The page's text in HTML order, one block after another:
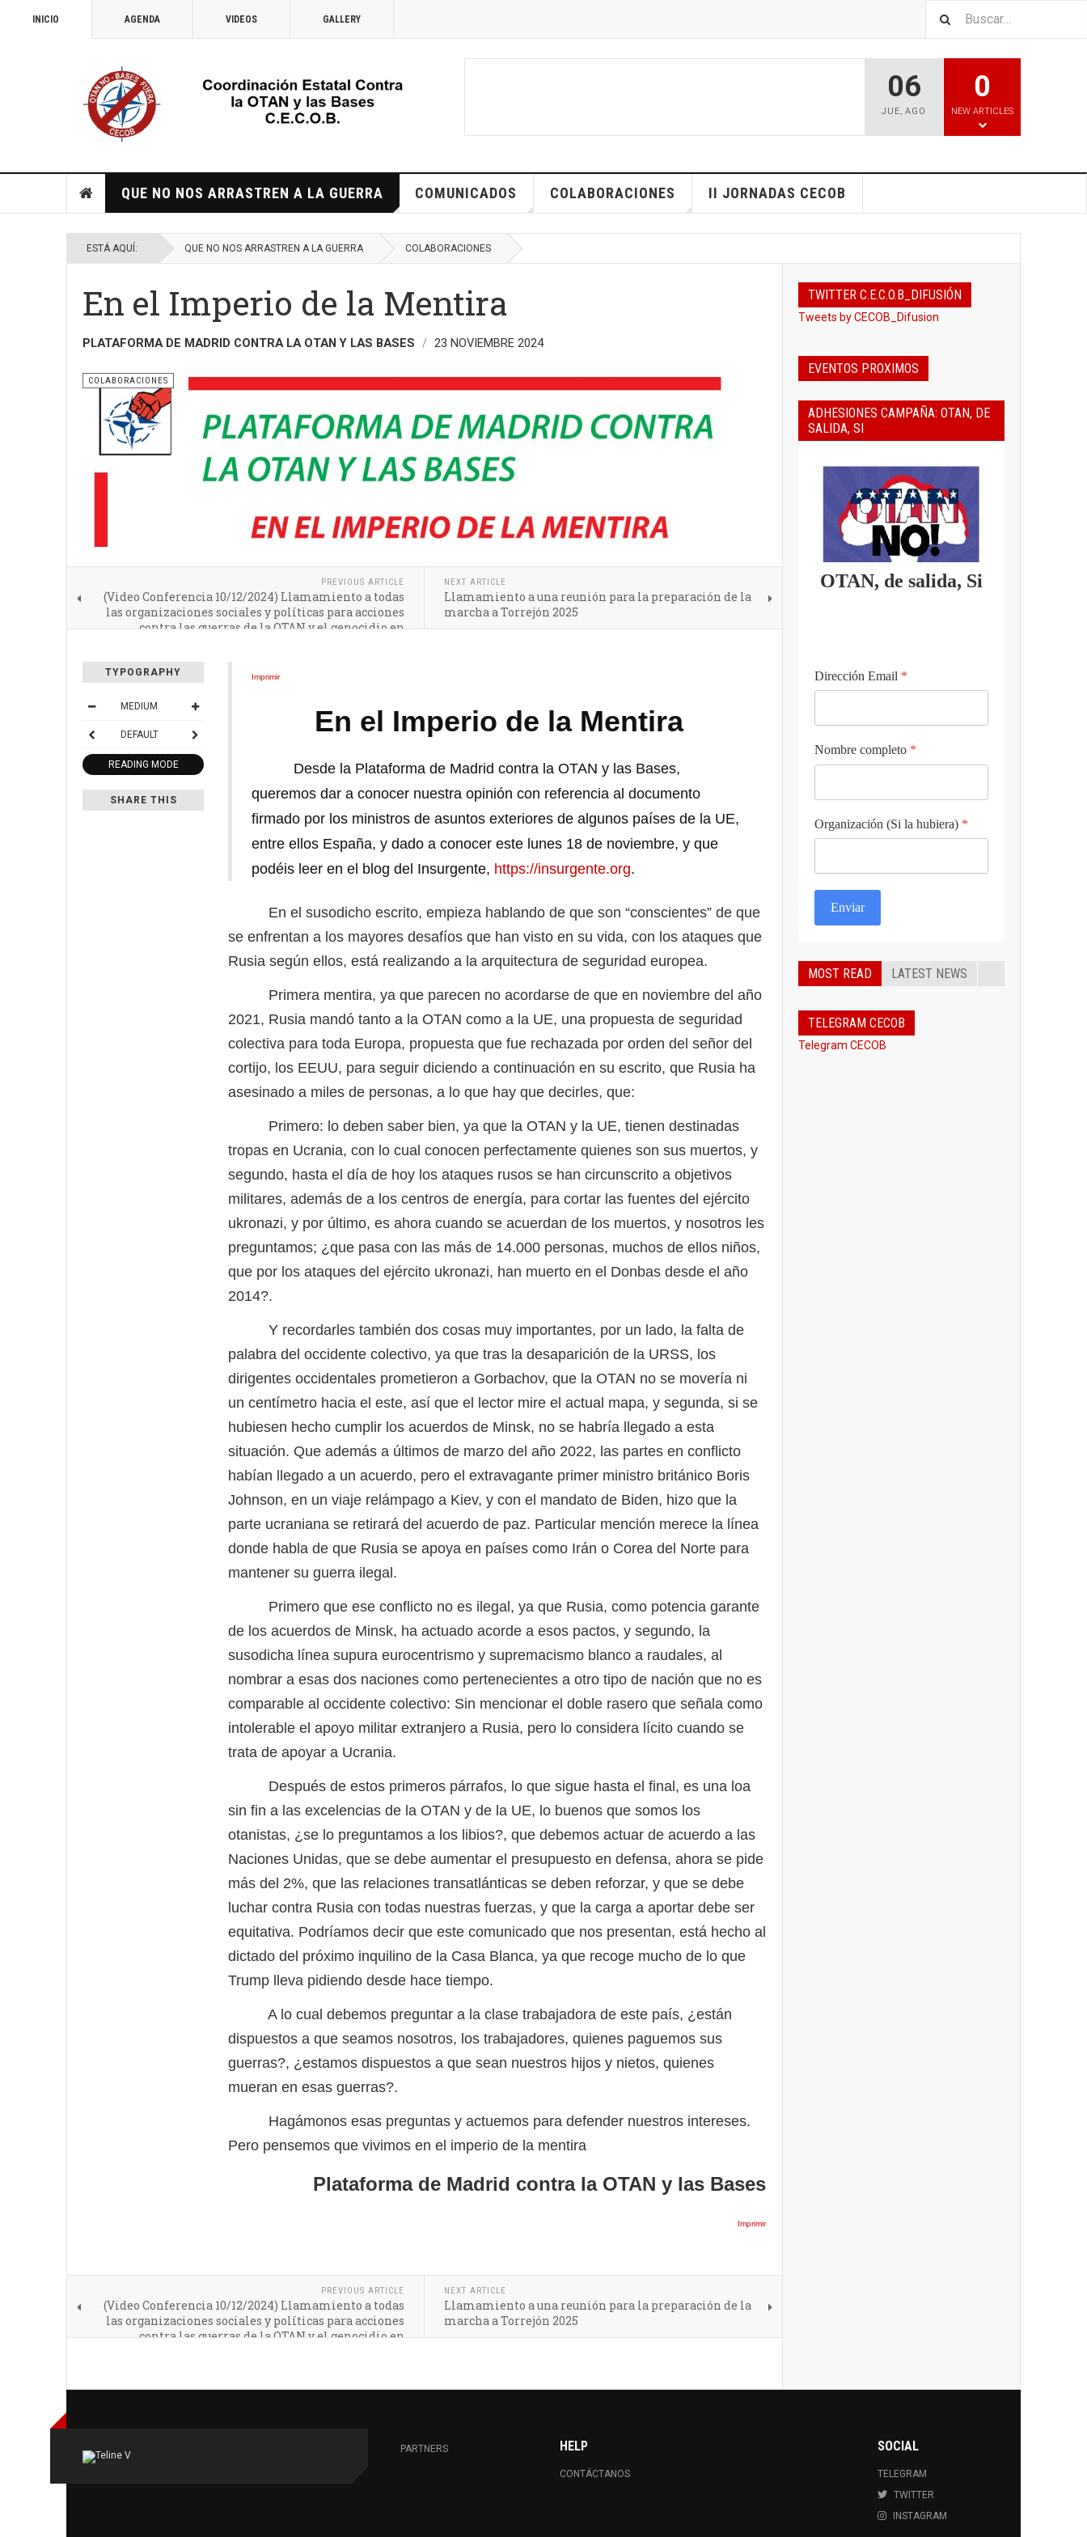
INICIO AGENDA VIDEOS GALLERY
06
JUE,AGO
0
NEW ARTICLES
QUE NO NOS ARRASTREN A LA GUERRA COMUNICADOS COLABORACIONES II JORNADAS CECOB
ESTÁ AQUÍ: QUE NO NOS ARRASTREN A LA GUERRA COLABORACIONES
En el Imperio de la Mentira
PLATAFORMA DE MADRID CONTRA LA OTAN Y LAS BASES 23 NOVIEMBRE 2024
COLABORACIONES
PREVIOUS ARTICLE
(Video Conferencia 10/12/2024) Llamamiento a todas
las organizaciones sociales y políticas para acciones
contra las guerras de la OTAN y el genocidio en
NEXT ARTICLE
Llamamiento a una reunión para la preparación de la
marcha a Torrejón 2025
TYPOGRAPHY
MEDIUM
DEFAULT
READING MODE
SHARE THIS
Imprimir
En el Imperio de la Mentira
Desde la Plataforma de Madrid contra la OTAN y las Bases,
queremos dar a conocer nuestra opinión con referencia al documento
firmado por los ministros de asuntos exteriores de algunos países de la UE,
entre ellos España, y dado a conocer este lunes 18 de noviembre, y que
podéis leer en el blog del Insurgente, https://insurgente.org.
En el susodicho escrito, empieza hablando de que son “conscientes” de que
se enfrentan a los mayores desafíos que han visto en su vida, con los ataques que
Rusia según ellos, está realizando a la arquitectura de seguridad europea.
Primera mentira, ya que parecen no acordarse de que en noviembre del año
2021, Rusia mandó tanto a la OTAN como a la UE, una propuesta de seguridad
colectiva para toda Europa, propuesta que fue rechazada por orden del señor del
cortijo, los EEUU, para seguir diciendo a continuación en su escrito, que Rusia ha
asesinado a miles de personas, a lo que hay que decirles, que:
Primero: lo deben saber bien, ya que la OTAN y la UE, tienen destinadas
tropas en Ucrania, con lo cual conocen perfectamente quienes son sus muertos, y
segundo, hasta el día de hoy los ataques rusos se han circunscrito a objetivos
militares, además de a los centros de energía, para cortar las fuentes del ejército
ukronazi, y por último, es ahora cuando se acuerdan de los muertos, y nosotros les
preguntamos; ¿que pasa con las más de 14.000 personas, muchos de ellos niños,
que por los ataques del ejército ukronazi, han muerto en el Donbas desde el año
2014?.
Y recordarles también dos cosas muy importantes, por un lado, la falta de
palabra del occidente colectivo, ya que tras la desaparición de la URSS, los
dirigentes occidentales prometieron a Gorbachov, que la OTAN no se movería ni
un centímetro hacia el este, así que el lector mire el actual mapa, y segunda, si se
hubiesen hecho cumplir los acuerdos de Minsk, no se habría llegado a esta
situación. Que además a últimos de marzo del año 2022, las partes en conflicto
habían llegado a un acuerdo, pero el extravagante primer ministro británico Boris
Johnson, en un viaje relámpago a Kiev, y con el mandato de Biden, hizo que la
parte ucraniana se retirará del acuerdo de paz. Particular mención merece la línea
donde habla de que Rusia se apoya en países como Irán o Corea del Norte para
mantener su guerra ilegal.
Primero que ese conflicto no es ilegal, ya que Rusia, como potencia garante
de los acuerdos de Minsk, ha actuado acorde a esos pactos, y segundo, la
susodicha línea supura eurocentrismo y supremacismo blanco a raudales, al
nombrar a esas dos naciones como pertenecientes a otro tipo de nación que no es
comparable al occidente colectivo: Sin mencionar el doble rasero que señala como
intolerable el apoyo militar extranjero a Rusia, pero lo considera lícito cuando se
trata de apoyar a Ucrania.
Después de estos primeros párrafos, lo que sigue hasta el final, es una loa
sin fin a las excelencias de la OTAN y de la UE, lo buenos que somos los
otanistas, ¿se lo preguntamos a los libios?, que debemos actuar de acuerdo a las
Naciones Unidas, que se debe aumentar el presupuesto en defensa, ahora se pide
más del 2%, que las relaciones transatlánticas se deben reforzar, y que se debe
luchar contra Rusia con todas nuestras fuerzas, y que la carga a aportar debe ser
equitativa. Podríamos decir que este comunicado que nos presentan, está hecho al
dictado del próximo inquilino de la Casa Blanca, ya que recoge mucho de lo que
Trump lleva pidiendo desde hace tiempo.
A lo cual debemos preguntar a la clase trabajadora de este país, ¿están
dispuestos a que seamos nosotros, los trabajadores, quienes paguemos sus
guerras?, ¿estamos dispuestos a que sean nuestros hijos y nietos, quienes
mueran en esas guerras?.
Hagámonos esas preguntas y actuemos para defender nuestros intereses.
Pero pensemos que vivimos en el imperio de la mentira
Plataforma de Madrid contra la OTAN y las Bases
Imprimir
PREVIOUS ARTICLE
(Video Conferencia 10/12/2024) Llamamiento a todas
las organizaciones sociales y políticas para acciones
contra las guerras de la OTAN y el genocidio en
NEXT ARTICLE
Llamamiento a una reunión para la preparación de la
marcha a Torrejón 2025
TWITTER C.E.C.O.B_DIFUSIÓN
Tweets by CECOB_Difusion
EVENTOS PROXIMOS
ADHESIONES CAMPAÑA: OTAN, DE
SALIDA, SI
OTAN, de salida, Si
Dirección Email *
Nombre completo *
Organización (Si la hubiera) *
Enviar
MOST READ LATEST NEWS
TELEGRAM CECOB
Telegram CECOB
PARTNERS HELP
CONTÁCTANOS
SOCIAL
TELEGRAM
TWITTER
INSTAGRAM